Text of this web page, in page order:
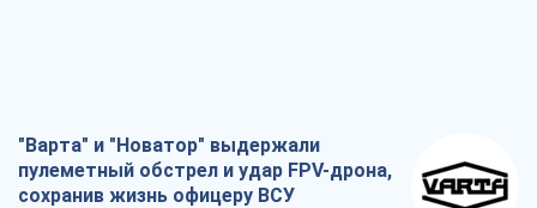
"Варта" и "Новатор" выдержали
пулеметный обстрел и удар FPV-дрона,
сохранив жизнь офицеру ВСУ